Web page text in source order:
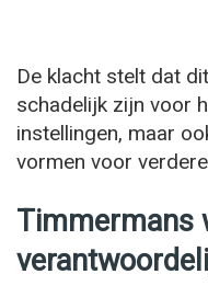
De klacht stelt dat
schadelijk zijn voor
instellingen, maar
vormen voor
Timmermans